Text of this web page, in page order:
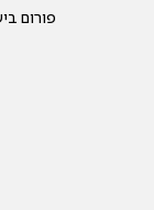
פורום